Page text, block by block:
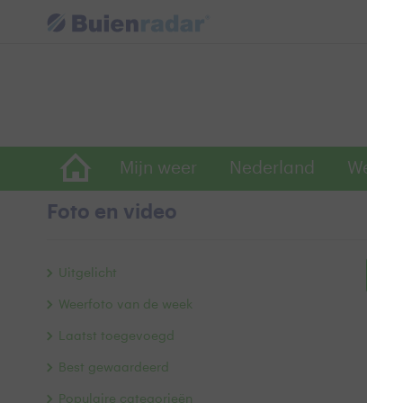
Mijn weer Nederland
Foto en video
Uitgelicht
Weerfoto van de week
Laatst toegevoegd
Best gewaardeerd
Populaire categorieën